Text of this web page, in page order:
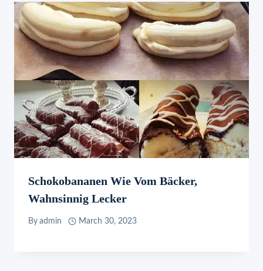
Schokobananen Wie Vom Bäcker,
Wahnsinnig Lecker
By admin March 30, 2023